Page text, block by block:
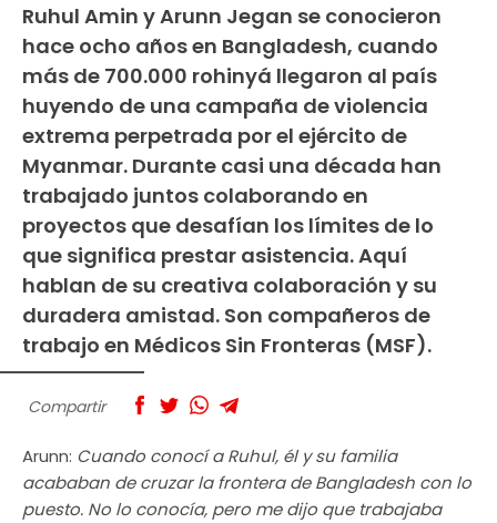
Ruhul Amin y Arunn Jegan se conocieron
hace ocho años en Bangladesh, cuando
más de 700.000 rohinyá llegaron al país
huyendo de una campaña de violencia
extrema perpetrada por el ejército de
Myanmar. Durante casi una década han
trabajado juntos colaborando en
proyectos que desafían los límites de lo
que significa prestar asistencia. Aquí
hablan de su creativa colaboración y su
duradera amistad. Son compañeros de
trabajo en Médicos Sin Fronteras (MSF).
Compartir
Arunn: Cuando conocí a Ruhul, él y su familia
acababan de cruzar la frontera de Bangladesh con lo
puesto. No lo conocía, pero me dijo que trabajaba